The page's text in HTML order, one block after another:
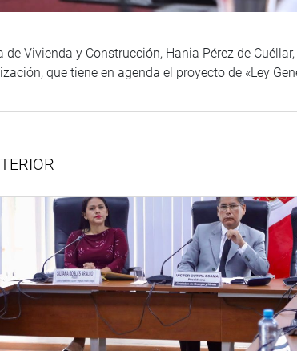
de Vivienda y Construcción, Hania Pérez de
que tiene en agenda el proyecto de «Ley